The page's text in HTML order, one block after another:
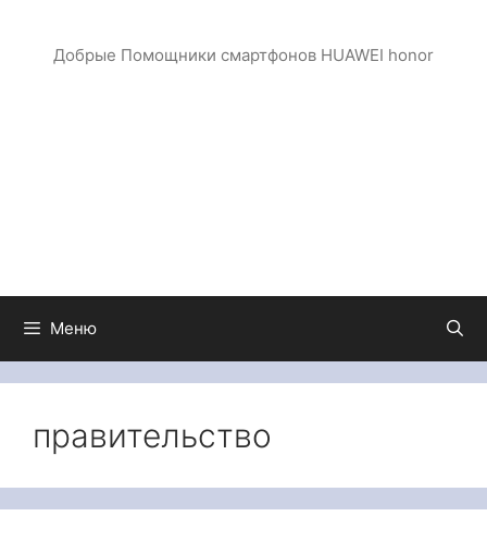
Добрые Помощники смартфонов HUAWEI honor
Меню
правительство